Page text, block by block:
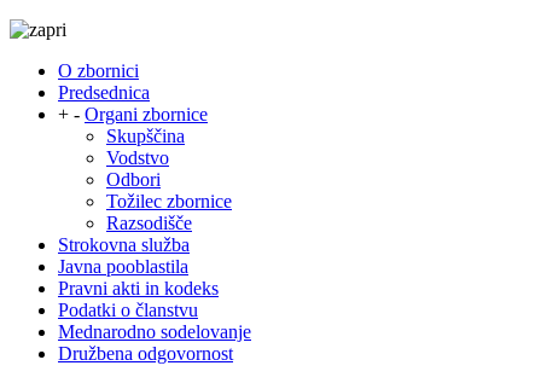
O zbornici
Predsednica
+ - Organi zbornice
Skupščina
Vodstvo
Odbori
Tožilec zbornice
Razsodišče
Strokovna služba
Javna pooblastila
Pravni akti in kodeks
Podatki o članstvu
Mednarodno sodelovanje
Družbena odgovornost